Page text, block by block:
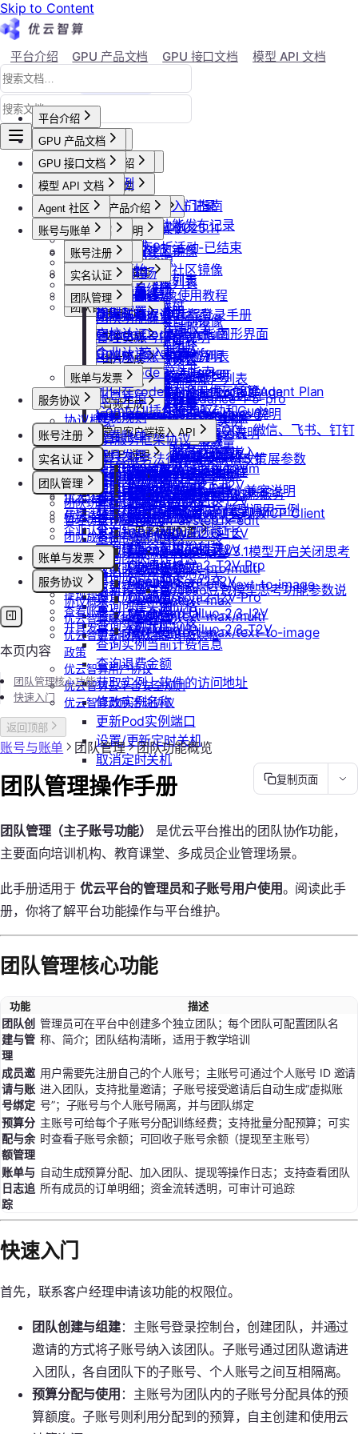
Skip to Content
平台介绍 GPU 产品文档 GPU 接口文档
模型 API 文档
Agent 社区
平台介绍
平台概述
平台介绍
加入社群
用户等级与推荐
会员等级
用户推荐
产品更新公告
GPU-新功能发布记录
模型API-新功能发布记录
活动及价格更新公告
双11夜间折扣-2025.11
2025国庆9折活动-已结束
GPU 产品文档
GPU产品介绍
功能概览
已上线卡型
可用区介绍
GPU操作指南
【新人必看】入门指南
镜像选择
创建实例
登录实例
本地数据上传
文件管理
制作私有镜像
调用公共模型库
防火墙及端口设置
配置外网加速
云硬盘扩容与挂载
云存储挂载
模型库挂载
自启动
手动安装监控
无卡模式
GPU抢占式实例
GPU抢占式实例
发布社区镜像
如何发布社区镜像
更新已发布的社区镜像
计费与回收
计费概览
计费方式说明
到期或欠费说明
续费管理
回收规则
GPU最佳实践
Isaac系列镜像使用教程
Windows实例远程登录手册
通过VNC搭建Ubuntu图形界面
ubuntu如何安装Dify
ubuntu如何安装Docker
Windows安装Nvidia驱动和Cuda
ubuntu安装Nvidia驱动和Cuda
使用LangBot快速部署QQ、微信、飞书、钉钉
机器人
使用Clawdbot连接Telegram
使用Clawdbot连接飞书
GPU 接口文档
API接口范例
CLI&Skills
常见错误码
GPU实例
创建GPU资源
获取实例资源列表
启动实例
关闭实例
删除实例
重启实例
重装实例
重置实例密码
升降配实例
获取支持的可用区信息列表
查询网络加速服务状态
检查指定规格的资源可用性
获取可用机型列表
获取机型族列表
查询软件端口映射列表
查询模型仓库模型列表
获取实例监控数据
变更实例计费方式
查询创建实例价格
查询实例升配价格
查询实例当前计费信息
查询退费金额
获取实例上软件的访问地址
修改实例名称
更新Pod实例端口
设置/更新定时关机
取消定时关机
实例镜像
获取自制镜像列表
创建自制镜像
删除算力平台自制镜像
获取社区镜像列表
获取平台镜像列表
查询镜像已共享的账户列表
获取镜像标签列表
查询他人共享给自己的镜像
查询已收藏的镜像列表
查询自己发布的社区镜像
查询指定用户的社区镜像
查询镜像制作进度
共享/取消共享镜像
发布镜像到社区
收藏镜像
取消收藏镜像
更新镜像信息
磁盘与云存储
创建并挂载云盘
删除云盘
卸载云盘
扩容云盘
挂载已有云盘
查询云盘扩容价格
挂载 US3 对象存储到实例
云存储文件上传和下载
团队管理
创建团队
邀请成员加入团队
删除团队
查询成员订单列表
查询成员订单数量
查询成员未支付订单
查询成员未支付订单数量
导出团队账单
获取团队详情
查询已创建的团队列表
查询团队邀请记录
查询已加入的团队列表
查询团队操作日志
查询成员产品类型列表
设置成员额度
修改成员角色
更新团队信息
模型 API 文档
模型API产品介绍
模型API服务
套餐包使用说明
套餐包快速上手
套餐计费逻辑
套餐用量统计
客户端接入
OpenClaw 云端服务
按量计费说明
按量API调用指南
快速开始
通用说明
认证鉴权
错误码
文本生成
如何获取模型列表
模型协议支持说明
API支持与扩展字段说明
OpenAI-Completions 说明
OpenAI-Response说明
Embeddings 向量嵌入
Gemini 快速开始
Claude (Anthropic) 兼容说明
DeepSeek-OCR 模型调用示例
思考模型配置
DeepSeek V3.1模型开启关闭思考
说明
Doubao豆包模型思考功能参数说
明
图片生成
Nano Banana
Nano Banana Pro
Nano Banana 2
gpt-image-1
gpt-image-1.5
gpt-image-2
doubao-seedream
Qwen-Image-Edit
Qwen-Image
stepfun-ai/step1x-edit
flux.1-dev
flux-kontext-pro
flux-kontext-pro/multi
flux-kontext-pro/text-to-image
flux-kontext-max
flux-kontext-max/multi
flux-kontext-max/text-to-image
视频生成
doubao-seedance-1-5-pro
doubao-seedance-2-0
Vidu 系列
Vidu/文生视频
Vidu/图生视频
Vidu/参考图生视频
Vidu/首尾帧生视频
Vidu/视频延长
Vidu/对口型
Wan-AI/Wan2.2-I2V
Wan-AI/Wan2.2-T2V
Wan-AI/Wan2.5-I2V
Wan-AI/Wan2.5-T2V
Wan-AI/Wan2.6-I2V
Wan-AI/Wan2.6-T2V
OpenAI/Sora2-T2V
OpenAI/Sora2-T2V-Pro
OpenAI/Sora2-I2V
OpenAI/Sora2-I2V-Pro
MiniMax/Hailuo-2.3-I2V
MiniMax/Hailuo-2.3-T2V
音频生成
IndexTTS
自定义音色
IndexTeam/IndexTTS 扩展参数
suno音乐生成
MiniMax/speech-hd
通义千问 Qwen-TTS
常见问题答疑
最佳实践
OpenClaw 接入指南
Claude Code 接入指南
Codex 接入指南
OpenCode 接入指南
如何在codex中调用优云智算Agent Plan
ComfyUI插件接入
常见客户端接入 API
Dify
RAGFlow
AnythingLLM
纳米AI
n8n
GPT4All
Cherry Studio
Chatbox
ChatHub
ChatWise
OpenWeb UI
Obsidian
MCP 说明
MCP 简介
通过 CLINE 接入 MCP 服务
通过 UCloud API 实现 MCP Client
Agent 社区
产品介绍
产品介绍
快速开始
控制台操作
Agent广场
操作指南
模型配置
计费说明
升配与续费
到期与数据说明
账号与账单
账号注册
注册流程
注销账号
实名认证
认证概览
个人认证
高校认证
企业认证
团队管理
团队功能概览
管理员账号操作说明
团队成员账号操作说明
账单与发票
账号充值
提现规则
查看账单
开具发票
服务协议
协议概览
优云智算服务框架协议
优云智算云服务法律声明及隐私政策
优云智算用户协议
优云智算云平台安全规则
优云智算激励活动协议
账号注册
注册流程
注销账号
实名认证
认证概览
个人认证
高校认证
企业认证
团队管理
团队功能概览
管理员账号操作说明
团队成员账号操作说明
账单与发票
账号充值
提现规则
查看账单
开具发票
服务协议
协议概览
优云智算服务框架协议
优云智算云服务法律声明及隐私
政策
优云智算用户协议
优云智算云平台安全规则
优云智算激励活动协议
本页内容
团队管理核心功能
快速入门
返回顶部
账号与账单 团队管理 团队功能概览
复制页面
团队管理操作手册
团队管理（主子账号功能）
是优云平台推出的团队协作功能，
主要面向培训机构、教育课堂、多成员企业管理场景。
此手册适用于 优云平台的管理员和子账号用户使用。阅读此手
册，你将了解平台功能操作与平台维护。
团队管理核心功能
功能 描述
团队创
建与管
理
管理员可在平台中创建多个独立团队；每个团队可配置团队名
称、简介；团队结构清晰，适用于教学培训
成员邀
请与账
号绑定
用户需要先注册自己的个人账号；主账号可通过个人账号 ID 邀请
进入团队，支持批量邀请；子账号接受邀请后自动生成“虚拟账
号”；子账号与个人账号隔离，并与团队绑定
预算分
配与余
额管理
主账号可给每个子账号分配训练经费；支持批量分配预算；可实
时查看子账号余额；可回收子账号余额（提现至主账号）
账单与
日志追
踪
自动生成预算分配、加入团队、提现等操作日志；支持查看团队
所有成员的订单明细；资金流转透明，可审计可追踪
快速入门
首先，联系客户经理申请该功能的权限位。
团队创建与组建：主账号登录控制台，创建团队，并通过
邀请的方式将子账号纳入该团队。子账号通过团队邀请进
入团队，各自团队下的子账号、个人账号之间互相隔离。
预算分配与使用 ：主账号为团队内的子账号分配具体的预
算额度。子账号则利用分配到的预算，自主创建和使用云